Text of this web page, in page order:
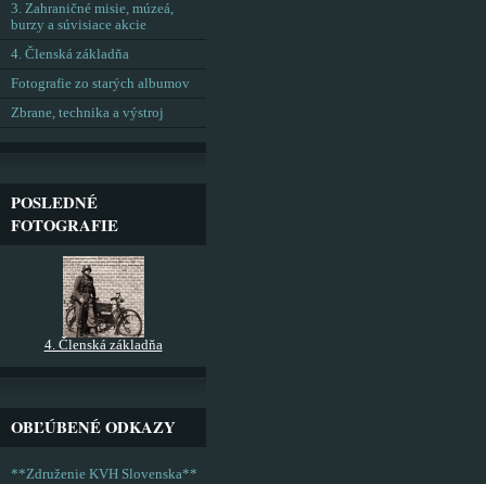
3. Zahraničné misie, múzeá,
burzy a súvisiace akcie
4. Členská základňa
Fotografie zo starých albumov
Zbrane, technika a výstroj
POSLEDNÉ
FOTOGRAFIE
4. Členská základňa
OBĽÚBENÉ ODKAZY
**Združenie KVH Slovenska**